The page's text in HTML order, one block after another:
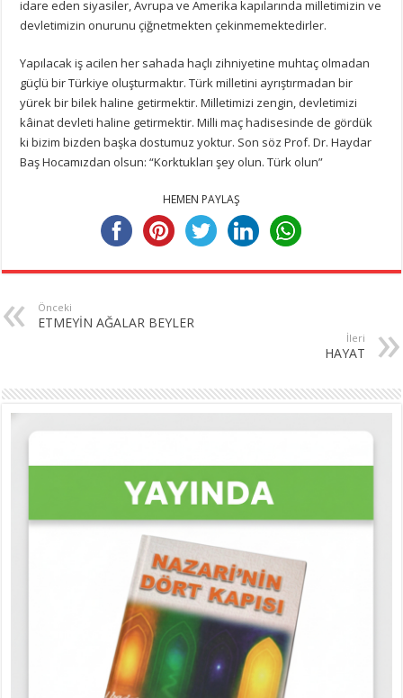
idare eden siyasiler, Avrupa ve Amerika kapılarında milletimizin ve
devletimizin onurunu çiğnetmekten çekinmemektedirler.
Yapılacak iş acilen her sahada haçlı zihniyetine muhtaç olmadan
güçlü bir Türkiye oluşturmaktır. Türk milletini ayrıştırmadan bir
yürek bir bilek haline getirmektir. Milletimizi zengin, devletimizi
kâinat devleti haline getirmektir. Milli maç hadisesinde de gördük
ki bizim bizden başka dostumuz yoktur. Son söz Prof. Dr. Haydar
Baş Hocamızdan olsun: “Korktukları şey olun. Türk olun”
HEMEN PAYLAŞ
Önceki
ETMEYİN AĞALAR BEYLER
İleri
HAYAT